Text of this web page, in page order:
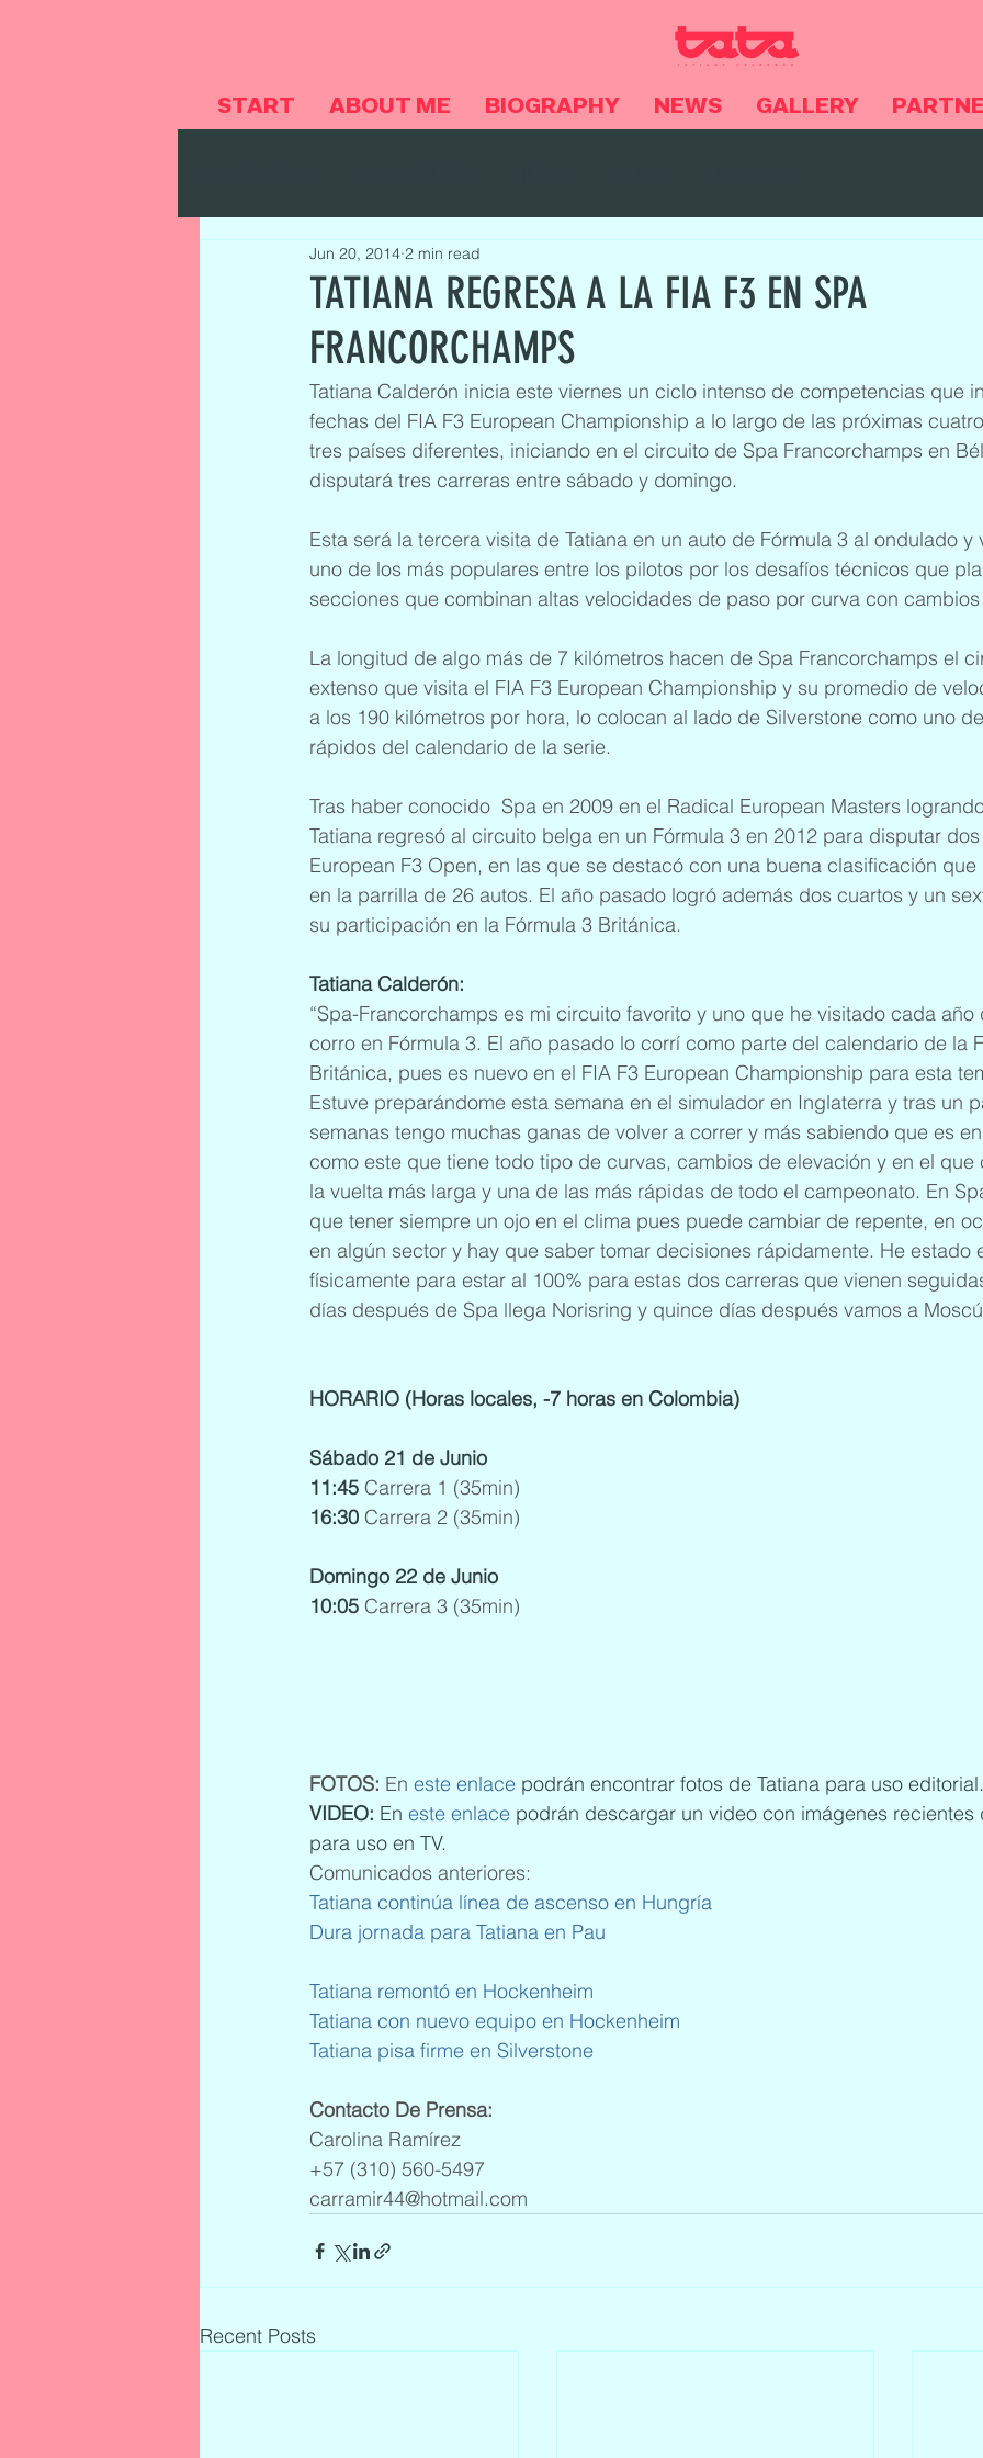
START ABOUT ME BIOGRAPHY NEWS GALLERY
TATIANA REGRESA A LA FIA F3 EN SPA
FRANCORCHAMPS
Jun 20, 2014 2 min read
Tatiana Calderón inicia este viernes un ciclo intenso de competencias que
fechas del FIA F3 European Championship a lo largo de las próximas
tres países diferentes, iniciando en el circuito de Spa Francorchamps en
disputará tres carreras entre sábado y domingo.
Esta será la tercera visita de Tatiana en un auto de Fórmula 3 al ondulado y
uno de los más populares entre los pilotos por los desafíos técnicos que
secciones que combinan altas velocidades de paso por curva con
La longitud de algo más de 7 kilómetros hacen de Spa Francorchamps el
extenso que visita el FIA F3 European Championship y su promedio de
a los 190 kilómetros por hora, lo colocan al lado de Silverstone como uno
rápidos del calendario de la serie.
Tras haber conocido  Spa en 2009 en el Radical European Masters
Tatiana regresó al circuito belga en un Fórmula 3 en 2012 para disputar
European F3 Open, en las que se destacó con una buena clasificación
en la parrilla de 26 autos. El año pasado logró además dos cuartos y un
su participación en la Fórmula 3 Británica.
Tatiana Calderón:
“Spa-Francorchamps es mi circuito favorito y uno que he visitado cada año
corro en Fórmula 3. El año pasado lo corrí como parte del calendario de la
Británica, pues es nuevo en el FIA F3 European Championship para esta
Estuve preparándome esta semana en el simulador en Inglaterra y tras un
semanas tengo muchas ganas de volver a correr y más sabiendo que es
como este que tiene todo tipo de curvas, cambios de elevación y en el que
la vuelta más larga y una de las más rápidas de todo el campeonato. En
que tener siempre un ojo en el clima pues puede cambiar de repente, en
en algún sector y hay que saber tomar decisiones rápidamente. He estado
físicamente para estar al 100% para estas dos carreras que vienen
días después de Spa llega Norisring y quince días después vamos a
HORARIO (Horas locales, -7 horas en Colombia)
Sábado 21 de Junio
11:45 Carrera 1 (35min)
16:30 Carrera 2 (35min)
Domingo 22 de Junio
10:05 Carrera 3 (35min)
FOTOS: En este enlace podrán encontrar fotos de Tatiana para uso editorial.
VIDEO: En este enlace podrán descargar un video con imágenes recientes
para uso en TV.
Comunicados anteriores:
Tatiana continúa línea de ascenso en Hungría
Dura jornada para Tatiana en Pau
Tatiana remontó en Hockenheim
Tatiana con nuevo equipo en Hockenheim
Tatiana pisa firme en Silverstone
Contacto De Prensa:
Carolina Ramírez
+57 (310) 560-5497
carramir44@hotmail.com
Recent Posts